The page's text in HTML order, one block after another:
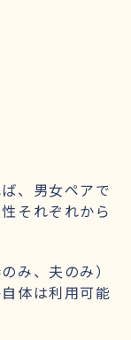
、男女ペアで
それぞれから
み、夫のみ）
体は利用可能